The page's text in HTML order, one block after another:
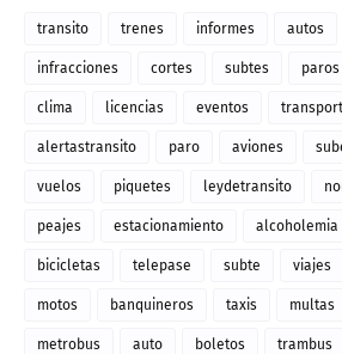
transito trenes informes autos
infracciones cortes subtes paros
clima licencias eventos
alertastransito paro aviones
vuelos piquetes leydetransito
peajes estacionamiento alcoholemia
bicicletas telepase subte viajes
motos banquineros taxis multas
metrobus auto boletos trambus